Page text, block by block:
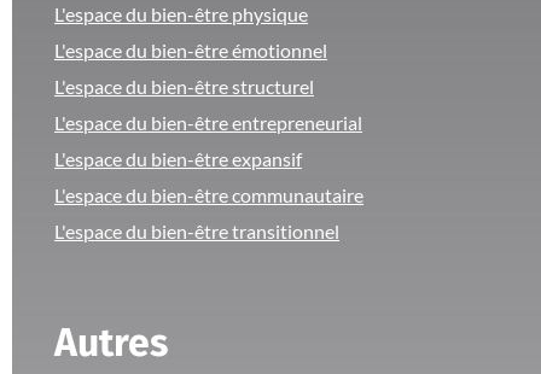
L'espace du bien-être physique
L'espace du bien-être émotionnel
L'espace du bien-être structurel
L'espace du bien-être entrepreneurial
L'espace du bien-être expansif
L'espace du bien-être communautaire
L'espace du bien-être transitionnel
Autres